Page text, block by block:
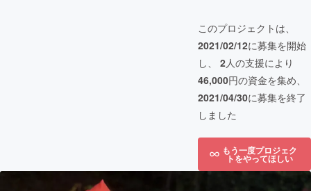
このプロジェクトは、
2021/02/12に募集を開始
し、 2人の支援により
46,000円の資金を集め、
2021/04/30に募集を終了
しました
もう一度プロジェク
トをやってほしい